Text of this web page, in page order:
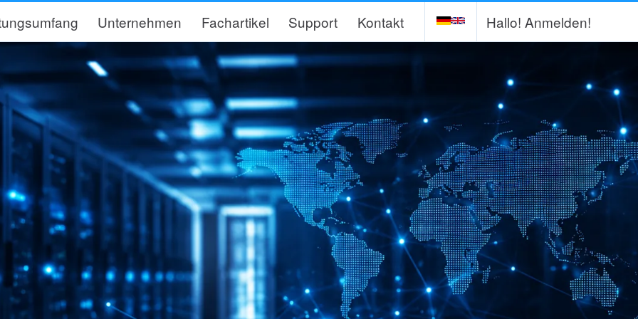
Hallo!Anmelden!
Unternehmen Fachartikel Support Kontakt